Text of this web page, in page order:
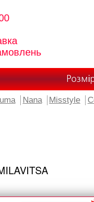
Nana Misstyle